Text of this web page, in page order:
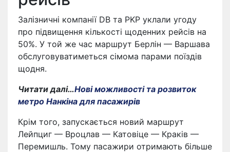
Залізничні компанії DB та PKP уклали угоду
про підвищення кількості щоденних рейсів на
50%. У той же час маршрут Берлін — Варшава
обслуговуватиметься сімома парами поїздів
щодня.
Читати далі…Нові можливості та розвиток
метро Нанкіна для пасажирів
Крім того, запускається новий маршрут
Лейпциг — Вроцлав — Катовіце — Краків —
Перемишль. Тому пасажири отримають більше